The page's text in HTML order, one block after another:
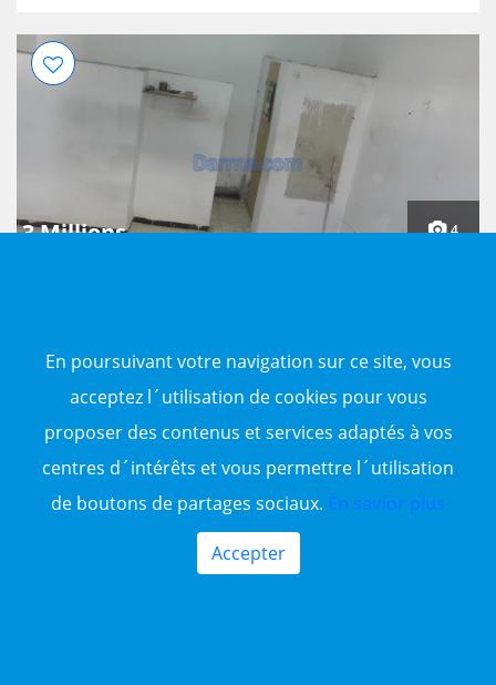
3 Millions 4
Salam, agence immobilière met en location un locale en 2
de EPLF côté station métro. Prix: 30 000da Tél : 0669 88 38
72 / 0556 56 09 39
30000 DA
En poursuivant votre navigation sur ce site, vous
acceptez l´utilisation de cookies pour vous
proposer des contenus et services adaptés à vos
centres d´intérêts et vous permettre l´utilisation
de boutons de partages sociaux. En savior plus
Accepter